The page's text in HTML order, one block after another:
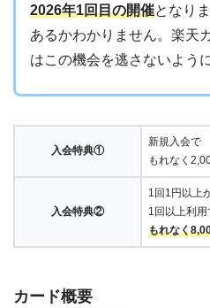
2026年1回目の開催となり
あるかわかりません。楽天
はこの機会を逃さないよう
入会特典①
新規入会で
もれなく
入会特典②
1回1円以上
1回以上利用
もれなく
カード概要